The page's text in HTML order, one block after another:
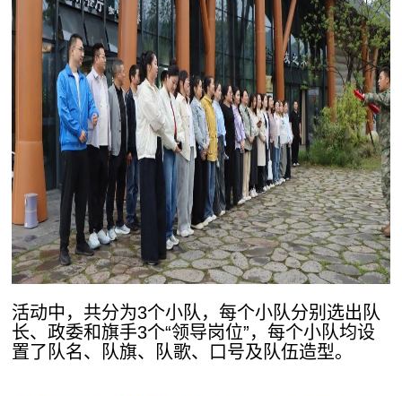
活动中，共分为3个小队，每个小队分别选出队
长、政委和旗手3个“领导岗位”，每个小队均设
置了队名、队旗、队歌、口号及队伍造型。